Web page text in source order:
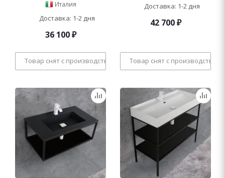
Италия
Доставка: 1-2 дня
36 100₽
Товар снят с производства
Доставка: 1-2 дня
42 700₽
Товар снят с производства